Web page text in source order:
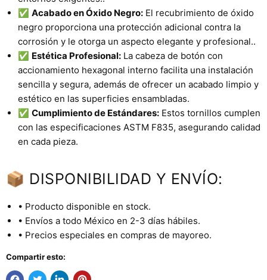
✅ Acabado en Óxido Negro: El recubrimiento de óxido
negro proporciona una protección adicional contra la
corrosión y le otorga un aspecto elegante y profesional..
✅ Estética Profesional: La cabeza de botón con
accionamiento hexagonal interno facilita una instalación
sencilla y segura, además de ofrecer un acabado limpio y
estético en las superficies ensambladas.
✅ Cumplimiento de Estándares: Estos tornillos cumplen
con las especificaciones ASTM F835, asegurando calidad
en cada pieza.
📦 DISPONIBILIDAD Y ENVÍO:
• Producto disponible en stock.
• Envíos a todo México en 2-3 días hábiles.
• Precios especiales en compras de mayoreo.
Compartir esto: